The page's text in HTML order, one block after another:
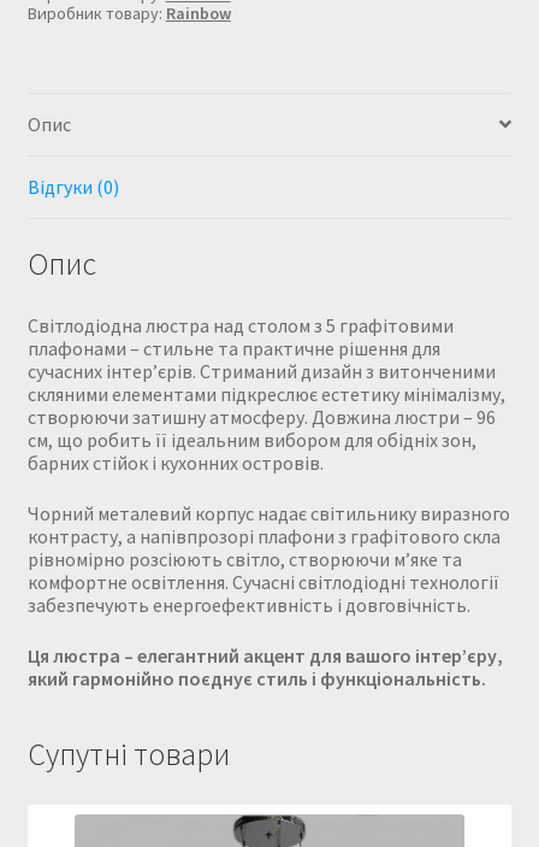
Виробник товару: Rainbow
Опис
Відгуки (0)
Опис
Світлодіодна люстра над столом з 5 графітовими
плафонами – стильне та практичне рішення для
сучасних інтер’єрів. Стриманий дизайн з витонченими
скляними елементами підкреслює естетику мінімалізму,
створюючи затишну атмосферу. Довжина люстри – 96
см, що робить її ідеальним вибором для обідніх зон,
барних стійок і кухонних островів.
Чорний металевий корпус надає світильнику виразного
контрасту, а напівпрозорі плафони з графітового скла
рівномірно розсіюють світло, створюючи м’яке та
комфортне освітлення. Сучасні світлодіодні технології
забезпечують енергоефективність і довговічність.
Ця люстра – елегантний акцент для вашого інтер’єру,
який гармонійно поєднує стиль і функціональність.
Супутні товари